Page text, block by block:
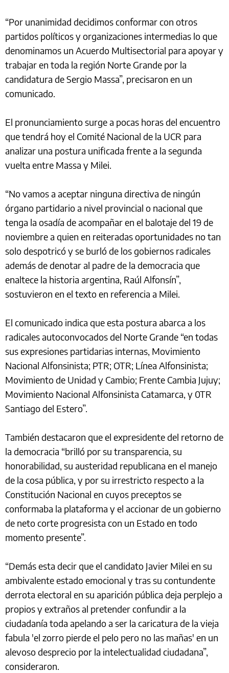
“Por unanimidad decidimos conformar con otros
partidos políticos y organizaciones intermedias lo que
denominamos un Acuerdo Multisectorial para apoyar y
trabajar en toda la región Norte Grande por la
candidatura de Sergio Massa”, precisaron en un
comunicado.
El pronunciamiento surge a pocas horas del encuentro
que tendrá hoy el Comité Nacional de la UCR para
analizar una postura unificada frente a la segunda
vuelta entre Massa y Milei.
“No vamos a aceptar ninguna directiva de ningún
órgano partidario a nivel provincial o nacional que
tenga la osadía de acompañar en el balotaje del 19 de
noviembre a quien en reiteradas oportunidades no tan
solo despotricó y se burló de los gobiernos radicales
además de denotar al padre de la democracia que
enaltece la historia argentina, Raúl Alfonsín”,
sostuvieron en el texto en referencia a Milei.
El comunicado indica que esta postura abarca a los
radicales autoconvocados del Norte Grande “en todas
sus expresiones partidarias internas, Movimiento
Nacional Alfonsinista; PTR; OTR; Línea Alfonsinista;
Movimiento de Unidad y Cambio; Frente Cambia Jujuy;
Movimiento Nacional Alfonsinista Catamarca, y 0TR
Santiago del Estero”.
También destacaron que el expresidente del retorno de
la democracia “brilló por su transparencia, su
honorabilidad, su austeridad republicana en el manejo
de la cosa pública, y por su irrestricto respecto a la
Constitución Nacional en cuyos preceptos se
conformaba la plataforma y el accionar de un gobierno
de neto corte progresista con un Estado en todo
momento presente”.
“Demás esta decir que el candidato Javier Milei en su
ambivalente estado emocional y tras su contundente
derrota electoral en su aparición pública deja perplejo a
propios y extraños al pretender confundir a la
ciudadanía toda apelando a ser la caricatura de la vieja
fabula 'el zorro pierde el pelo pero no las mañas' en un
alevoso desprecio por la intelectualidad ciudadana”,
consideraron.